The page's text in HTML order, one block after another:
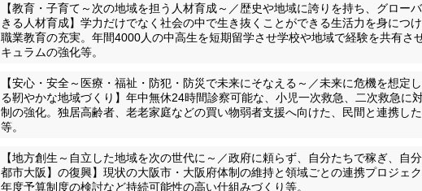
【教育・子育て～次の地域を担う人材育成～／歴史や地域に誇りを持ち、グロー
きる人材育成】学力だけでなく社会の中で生き抜くことができる生活力を身につ
職業教育の充実。年間4000人の中高生を短期留学させ学校や地域で経験を共有さ
キュラムの強化等。
【安心・安全～医療・福祉・防犯・防災で未来にそなえる～／未来に危機を想定
る靭やかな地域づくり】年中無休24時間診察可能な、小児一次救急、二次救急に
制の強化。独居高齢者、老老家庭などの買い物弱者支援へ向けた、民間と連携し
等。
【地方創生～自立した地域を次の世代に～／政府に頼らず、自分たちで稼ぎ、自
都市大阪】の復興】現状の大阪市・大阪府体制の維持と領域ごとの連携プロジェ
年度予算制度の検討など持続可能性の高い仕組みづくり等。